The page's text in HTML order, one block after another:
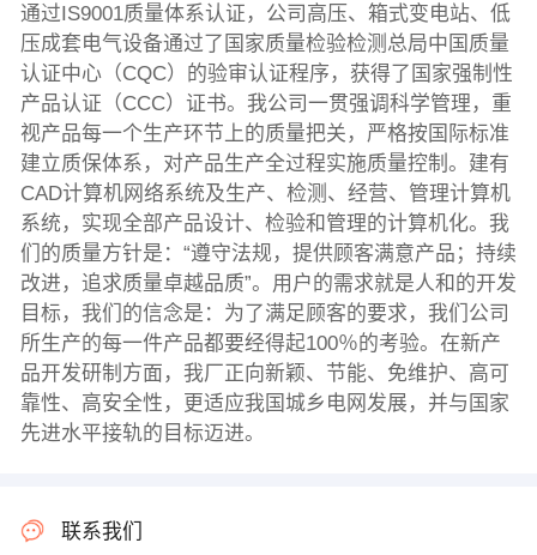
通过IS9001质量体系认证，公司高压、箱式变电站、低
压成套电气设备通过了国家质量检验检测总局中国质量
认证中心（CQC）的验审认证程序，获得了国家强制性
产品认证（CCC）证书。我公司一贯强调科学管理，重
视产品每一个生产环节上的质量把关，严格按国际标准
建立质保体系，对产品生产全过程实施质量控制。建有
CAD计算机网络系统及生产、检测、经营、管理计算机
系统，实现全部产品设计、检验和管理的计算机化。我
们的质量方针是：“遵守法规，提供顾客满意产品；持续
改进，追求质量卓越品质”。用户的需求就是人和的开发
目标，我们的信念是：为了满足顾客的要求，我们公司
所生产的每一件产品都要经得起100％的考验。在新产
品开发研制方面，我厂正向新颖、节能、免维护、高可
靠性、高安全性，更适应我国城乡电网发展，并与国家
先进水平接轨的目标迈进。
联系我们